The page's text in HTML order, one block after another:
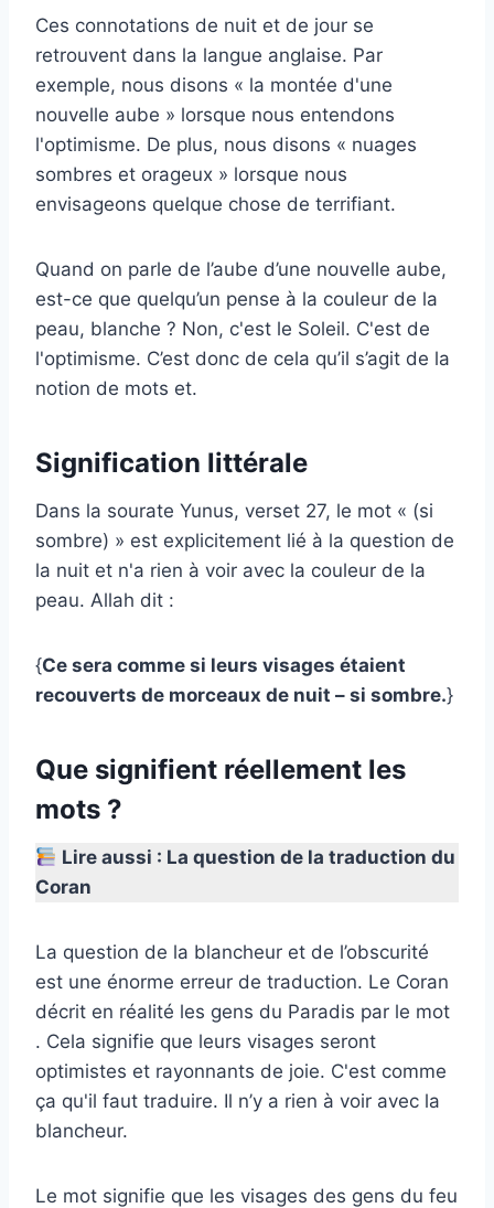
Ces connotations de nuit et de jour se
retrouvent dans la langue anglaise. Par
exemple, nous disons « la montée d'une
nouvelle aube » lorsque nous entendons
l'optimisme. De plus, nous disons « nuages ​​
sombres et orageux » lorsque nous
envisageons quelque chose de terrifiant.
Quand on parle de l’aube d’une nouvelle aube,
est-ce que quelqu’un pense à la couleur de la
peau, blanche ? Non, c'est le Soleil. C'est de
l'optimisme. C’est donc de cela qu’il s’agit de la
notion de mots et.
Signification littérale
Dans la sourate Yunus, verset 27, le mot « (si
sombre) » est explicitement lié à la question de
la nuit et n'a rien à voir avec la couleur de la
peau. Allah dit :
{Ce sera comme si leurs visages étaient
recouverts de morceaux de nuit – si sombre.}
Que signifient réellement les
mots ?
Lire aussi : La question de la traduction du
Coran
La question de la blancheur et de l’obscurité
est une énorme erreur de traduction. Le Coran
décrit en réalité les gens du Paradis par le mot
. Cela signifie que leurs visages seront
optimistes et rayonnants de joie. C'est comme
ça qu'il faut traduire. Il n’y a rien à voir avec la
blancheur.
Le mot signifie que les visages des gens du feu